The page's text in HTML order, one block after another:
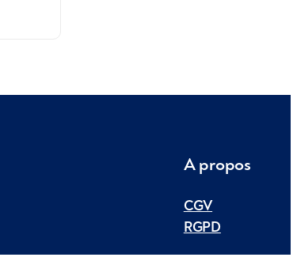
A propos
CGV
RGPD